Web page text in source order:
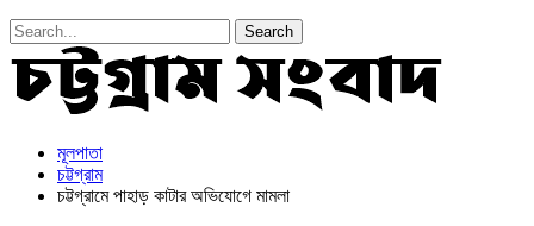
মূলপাতা
চট্টগ্রাম
চট্টগ্রামে পাহাড় কাটার অভিযোগে মামলা